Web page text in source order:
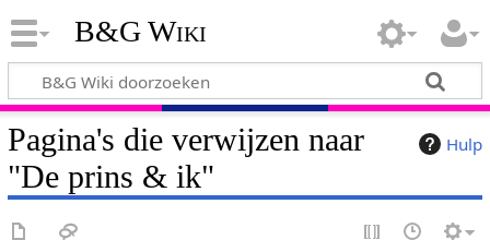
B&G Wiki
Hulp
Pagina's die verwijzen naar
"De prins & ik"